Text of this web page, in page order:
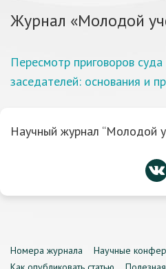
Журнал «Молодой
Пересмотр приговоров
заседателей: основания и
Научный журнал “Молодой
Номера журнала Научные